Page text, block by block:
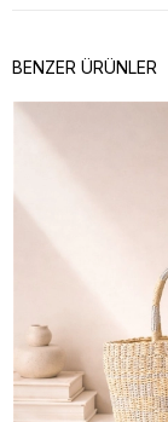
BENZER ÜRÜNLER